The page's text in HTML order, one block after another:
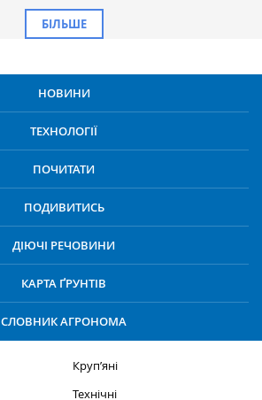
БІЛЬШЕ
НОВИНИ
ТЕХНОЛОГІЇ
ПОЧИТАТИ
ПОДИВИТИСЬ
ДІЮЧІ РЕЧОВИНИ
КАРТА ҐРУНТІВ
СЛОВНИК АГРОНОМА
Круп’яні
Технічні